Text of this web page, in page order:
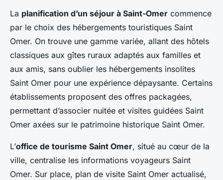
La planification d’un séjour à Saint-Omer commence
par le choix des hébergements touristiques Saint
Omer. On trouve une gamme variée, allant des hôtels
classiques aux gîtes ruraux adaptés aux familles et
aux amis, sans oublier les hébergements insolites
Saint Omer pour une expérience dépaysante. Certains
établissements proposent des offres packagées,
permettant d’associer nuitée et visites guidées Saint
Omer axées sur le patrimoine historique Saint Omer.
L’office de tourisme Saint Omer, situé au cœur de la
ville, centralise les informations voyageurs Saint
Omer. Sur place, plan de visite Saint Omer actualisé,